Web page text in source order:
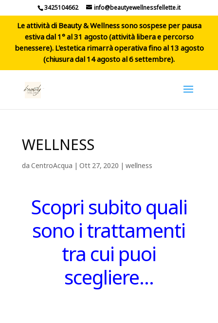
3425104662 info@beautyewellnessfellette.it
Le attività di Beauty & Wellness sono sospese per pausa
estiva dal 1° al 31 agosto (attività libera e percorso
benessere). L'estetica rimarrà operativa fino al 13 agosto
(chiusura dal 14 agosto al 6 settembre).
WELLNESS
daCentroAcqua | Ott 27, 2020 | wellness
Scopri subito quali
sono i trattamenti
tra cui puoi
scegliere…